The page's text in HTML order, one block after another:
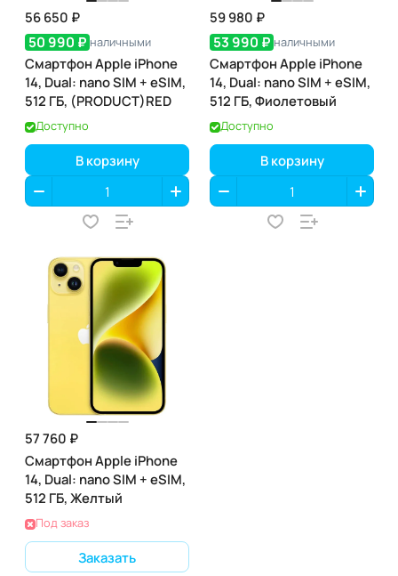
56 650 ₽
50 990 ₽ наличными
Смартфон Apple iPhone
14, Dual: nano SIM + eSIM,
512 ГБ, (PRODUCT)RED
Доступно
В корзину
59 980 ₽
53 990 ₽ наличными
Смартфон Apple iPhone
14, Dual: nano SIM + eSIM,
512 ГБ, Фиолетовый
Доступно
В корзину
57 760 ₽
Смартфон Apple iPhone
14, Dual: nano SIM + eSIM,
512 ГБ, Желтый
Под заказ
Заказать